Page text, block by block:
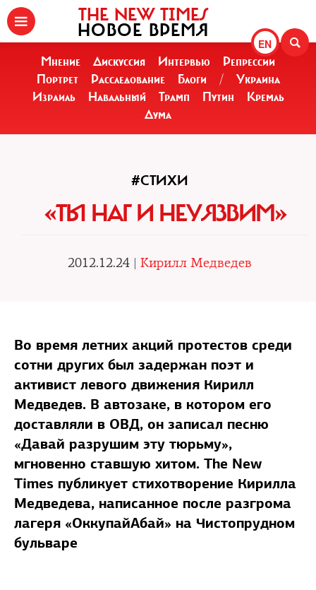
EN
THE NEW TIMES
НОВОЕ ВРЕМЯ
Мнение Дискуссия Интервью
Репрессии
Портрет
Расследование Блоги /
Украина
Израиль
Навальный Трамп Путин
Кремль
Дума
#СТИХИ
«ТЫ НАГ И НЕУЯЗВИМ»
2012.12.24 | Кирилл Медведев
Во время летних акций протестов среди
сотни других был задержан поэт и
активист левого движения Кирилл
Медведев. В автозаке, в котором его
доставляли в ОВД, он записал песню
«Давай разрушим эту тюрьму»,
мгновенно ставшую хитом. The New
Times публикует стихотворение Кирилла
Медведева, написанное после разгрома
лагеря «ОккупайАбай» на Чистопрудном
бульваре